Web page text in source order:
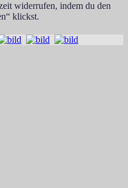
widerrufen, indem du den
klickst.